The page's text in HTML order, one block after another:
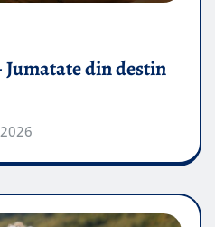
din destin